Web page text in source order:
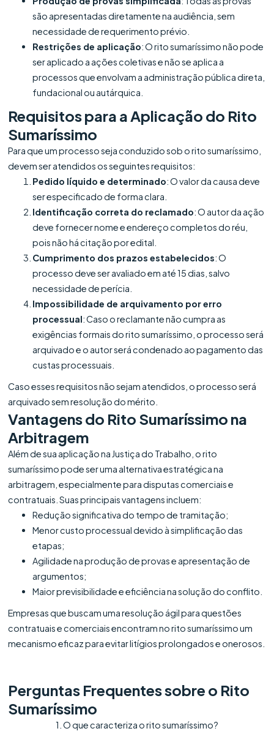
são apresentadas diretamente na audiência, sem
necessidade de requerimento prévio.
Restrições de aplicação: O rito sumaríssimo não pode
ser aplicado a ações coletivas e não se aplica a
processos que envolvam a administração pública direta,
fundacional ou autárquica.
Requisitos para a Aplicação do Rito
Sumaríssimo
Para que um processo seja conduzido sob o rito sumaríssimo,
devem ser atendidos os seguintes requisitos:
Pedido líquido e determinado: O valor da causa deve
ser especificado de forma clara.
Identificação correta do reclamado: O autor da ação
deve fornecer nome e endereço completos do réu,
pois não há citação por edital.
Cumprimento dos prazos estabelecidos: O
processo deve ser avaliado em até 15 dias, salvo
necessidade de perícia.
Impossibilidade de arquivamento por erro
processual: Caso o reclamante não cumpra as
exigências formais do rito sumaríssimo, o processo será
arquivado e o autor será condenado ao pagamento das
custas processuais.
Caso esses requisitos não sejam atendidos, o processo será
arquivado sem resolução do mérito.
Vantagens do Rito Sumaríssimo na
Arbitragem
Além de sua aplicação na Justiça do Trabalho, o rito
sumaríssimo pode ser uma alternativa estratégica na
arbitragem, especialmente para disputas comerciais e
contratuais. Suas principais vantagens incluem:
Redução significativa do tempo de tramitação;
Menor custo processual devido à simplificação das
etapas;
Agilidade na produção de provas e apresentação de
argumentos;
Maior previsibilidade e eficiência na solução do conflito.
Empresas que buscam uma resolução ágil para questões
contratuais e comerciais encontram no rito sumaríssimo um
mecanismo eficaz para evitar litígios prolongados e onerosos.
Perguntas Frequentes sobre o Rito
Sumaríssimo
1. O que caracteriza o rito sumaríssimo?